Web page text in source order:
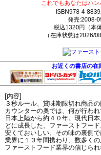
これでもあなたはハ
ISBN978-4-
発売:2008-
税込1320円（本
（在庫状態は2026/
お近くの書店の
[内容]
３秒ルール、賞味期限切れ商品
カウンターの奥では、何が行わ
日本上陸から約４０年。現代日
どに成長した、ファーストフード
安くておいしい、その味の裏側
業界に１３年間携わり、数多く
ファーストフード業界の信じられ